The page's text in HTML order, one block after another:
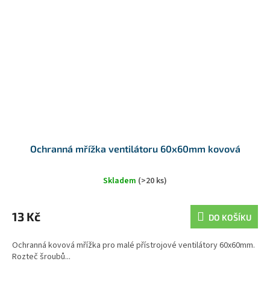
Ochranná mřížka ventilátoru 60x60mm kovová
Skladem (>20 ks)
13 Kč DO KOŠÍKU
Ochranná kovová mřížka pro malé přístrojové ventilátory 60x60mm.
Rozteč šroubů...